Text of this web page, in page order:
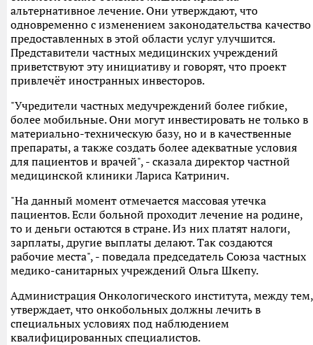
альтернативное лечение. Они утверждают, что
одновременно с изменением законодательства качество
предоставленных в этой области услуг улучшится.
Представители частных медицинских учреждений
приветствуют эту инициативу и говорят, что проект
привлечёт иностранных инвесторов.
"Учредители частных медучреждений более гибкие,
более мобильные. Они могут инвестировать не только в
материально-техническую базу, но и в качественные
препараты, а также создать более адекватные условия
для пациентов и врачей", - сказала директор частной
медицинской клиники Лариса Катринич.
"На данный момент отмечается массовая утечка
пациентов. Если больной проходит лечение на родине,
то и деньги остаются в стране. Из них платят налоги,
зарплаты, другие выплаты делают. Так создаются
рабочие места", - поведала председатель Союза частных
медико-санитарных учреждений Ольга Шкепу.
Администрация Онкологического института, между тем,
утверждает, что онкобольных должны лечить в
специальных условиях под наблюдением
квалифицированных специалистов.